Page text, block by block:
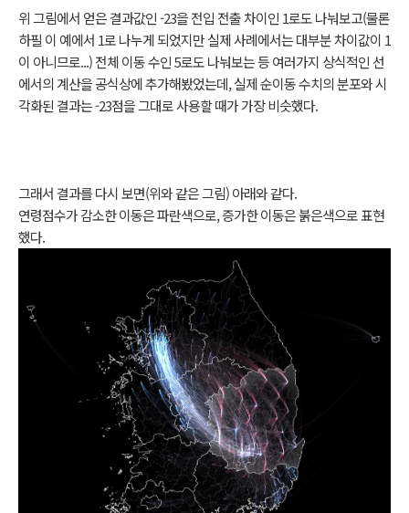
위 그림에서 얻은 결과값인 -23을 전입 전출 차이인 1로도 나눠보고(물론
하필 이 예에서 1로 나누게 되었지만 실제 사례에서는 대부분 차이값이 1
이 아니므로...) 전체 이동 수인 5로도 나눠보는 등 여러가지 상식적인 선
에서의 계산을 공식상에 추가해봤었는데, 실제 순이동 수치의 분포와 시
각화된 결과는 -23점을 그대로 사용할 때가 가장 비슷했다.
그래서 결과를 다시 보면(위와 같은 그림) 아래와 같다.
연령점수가 감소한 이동은 파란색으로, 증가한 이동은 붉은색으로 표현
했다.